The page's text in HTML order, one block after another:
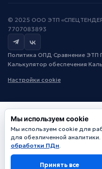
© 2025 ООО ЭТП
7707083893
Политика ОПД·Сравнение ЭТП·
Калькулятор обеспечения·
Настройки cookie
Мы используем cookie
Мы используем cookie для
для обезличенной
обработки ПДн.
Принять все